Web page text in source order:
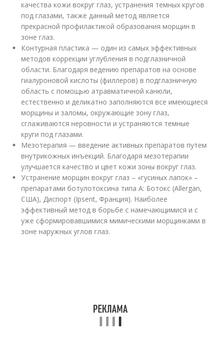
качества кожи вокруг глаз, устранения темных кругов
под глазами, также данный метод является
прекрасной профилактикой образования морщин в
зоне глаз.
Контурная пластика — один из самых эффективных
методов коррекции углубления в подглазничной
области. Благодаря ведению препаратов на основе
гиалуроновой кислоты (филлеров) в подглазничную
область с помощью атравматичной канюли,
естественно и деликатно заполняются все имеющиеся
морщины и заломы, окружающие зону глаз,
сглаживаются неровности и устраняются темные
круги под глазами.
Мезотерапия — введение активных препаратов путем
внутрикожных инъекций. Благодаря мезотерапии
улучшается качество и цвет кожи зоны вокруг глаз.
Устранение морщин вокруг глаз – «гусиных лапок» –
препаратами ботулотоксина типа А: Ботокс (Allergan,
США), Диспорт (Ipsent, Франция). Наиболее
эффективный метод в борьбе с намечающимися и с
уже сформировавшимися мимическими морщинками в
зоне наружных углов глаз.